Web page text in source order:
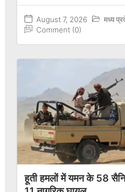
August 7, 2026
मध्य
Comment (0)
हूती हमलों में यमन के 58